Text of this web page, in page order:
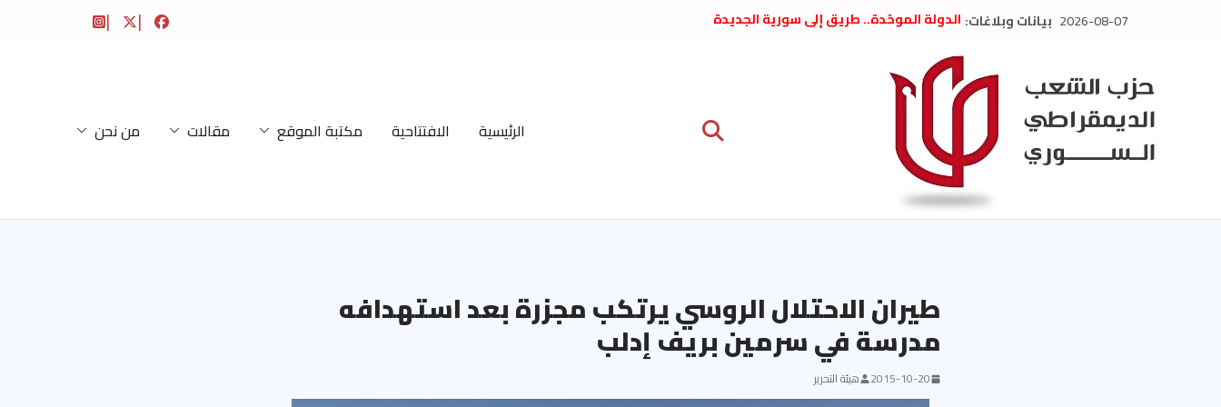
2026-08-07 بيانات وبلاغات: الدولة الموحّدة.. طريق إلى سورية الجديدة
تعزية بوفاة المناضل حسن عبدالعظيم الأمين
العام السابق لحزب الاتحاد الاشتراكي العربي
الديمقراطي
بلاغ صادر عن اجتماع اللجنة المركزية نيسان
الحرب الأمريكية الإسرائيلية على نظام الملالي
في إيران .. بيان من حزب الشعب الديمقراطي
السوري
الرئيسية الافتتاحية مكتبة الموقع مقالات من نحن
طيران الاحتلال الروسي يرتكب مجزرة بعد استهدافه
مدرسة في سرمين بريف إدلب
2015-10-20 هيئة التحرير